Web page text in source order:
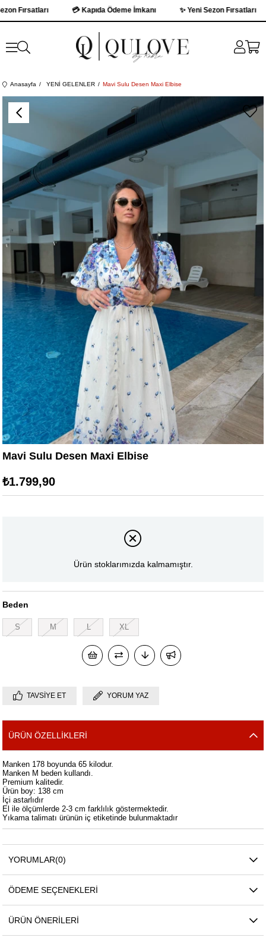
Fırsatları 💳 Kapıda Ödeme İmkanı ✨ Yeni Sezon Fırsatları
Anasayfa YENİ GELENLER Mavi Sulu Desen Maxi Elbise
Mavi Sulu Desen Maxi Elbise
₺1.799,90
Ürün stoklarımızda kalmamıştır.
Beden
S M L XL
TAVSIYE ET YORUM YAZ
ÜRÜN ÖZELLIKLERI
Manken 178 boyunda 65 kilodur.
Manken M beden kullandı.
Premium kalitedir.
Ürün boy: 138 cm
İçi astarlıdır
El ile ölçümlerde 2-3 cm farklılık göstermektedir.
Yıkama talimatı ürünün iç etiketinde bulunmaktadır
YORUMLAR(0)
ÖDEME SEÇENEKLERI
ÜRÜN ÖNERILERI